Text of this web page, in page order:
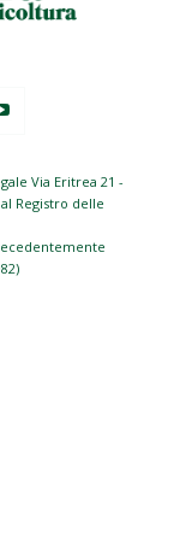
Via Eritrea 21 -
Registro delle